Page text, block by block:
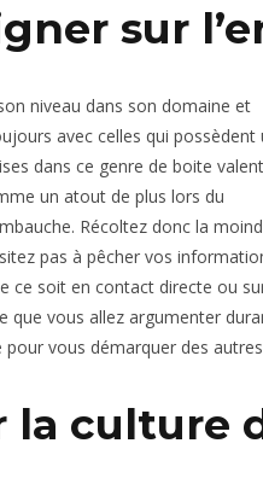
sur
niveau dans son domaine et
avec celles qui possèdent
dans ce genre de boite
un atout de plus lors du
Récoltez donc la
pas à pêcher vos
ce soit en contact directe ou
que vous allez argumenter
pour vous démarquer des
la culture